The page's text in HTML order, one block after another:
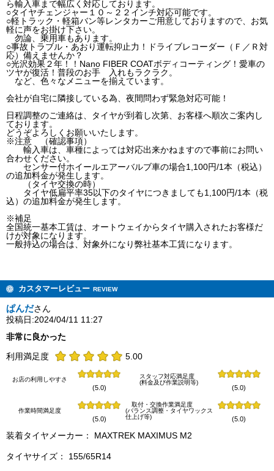
ら輸入車まで幅広く対応しております。
○タイヤチェンジャー１０～２２インチ対応可能です。
○軽トラック・軽箱バン等レンタカーご用意しておりますので、お気
軽に声をお掛け下さい。
勿論、乗用車もあります。
○事故トラブル・あおり運転抑止力！ドライブレコーダー（Ｆ／Ｒ対
応）備えませんか？
○光沢効果２年！！Nano FIBER COATボディコーティング！愛車の
ツヤが復活！普段のお手 入れもラクラク。
など、色々なメニューを揃えています。
会社が自宅に隣接している為、夜間問わず緊急対応可能！
日程調整のご連絡は、タイヤが到着し次第、お客様へ順次ご案内し
ております。
どうぞよろしくお願いいたします。
※注意 （確認事項）
輸入車は、車種によっては対応出来かねますので事前にお問い
合わせください。
センサー付ホイールエアーバルブ車の場合1,100円/1本（税込）
の追加料金が発生します。
（タイヤ交換の時）
タイヤ低扁平率35以下のタイヤにつきましても1,100円/1本（税
込）の追加料金が発生します。
※補足
全国統一基本工賃は、オートウェイからタイヤ購入されたお客様だ
けが対象になります。
一般持込の場合は、対象外になり弊社基本工賃になります。
カスタマーレビュー REVIEW
ぱんださん
投稿日:2024/04/11 11:27
非常に良かった
利用満足度
5.00
お店の利用しやすさ
(5.0)
スタッフ対応満足度
(料金及び作業説明等)
(5.0)
作業時間満足度
(5.0)
取付・交換作業満足度
(バランス調整・タイヤワックス
仕上げ等)
(5.0)
装着タイヤメーカー： MAXTREK MAXIMUS M2
タイヤサイズ： 155/65R14